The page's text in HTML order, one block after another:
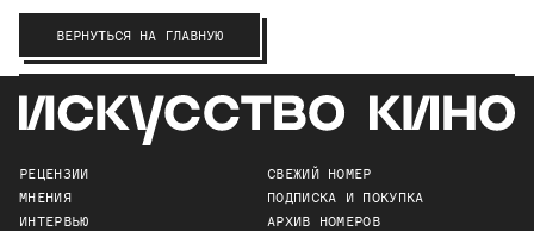
ВЕРНУТЬСЯ НА ГЛАВНУЮ
РЕЦЕНЗИИ
МНЕНИЯ
ИНТЕРВЬЮ
СВЕЖИЙ НОМЕР
ПОДПИСКА И ПОКУПКА
АРХИВ НОМЕРОВ